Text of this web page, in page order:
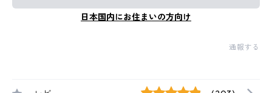
日本国内にお住まいの方向け
通報する